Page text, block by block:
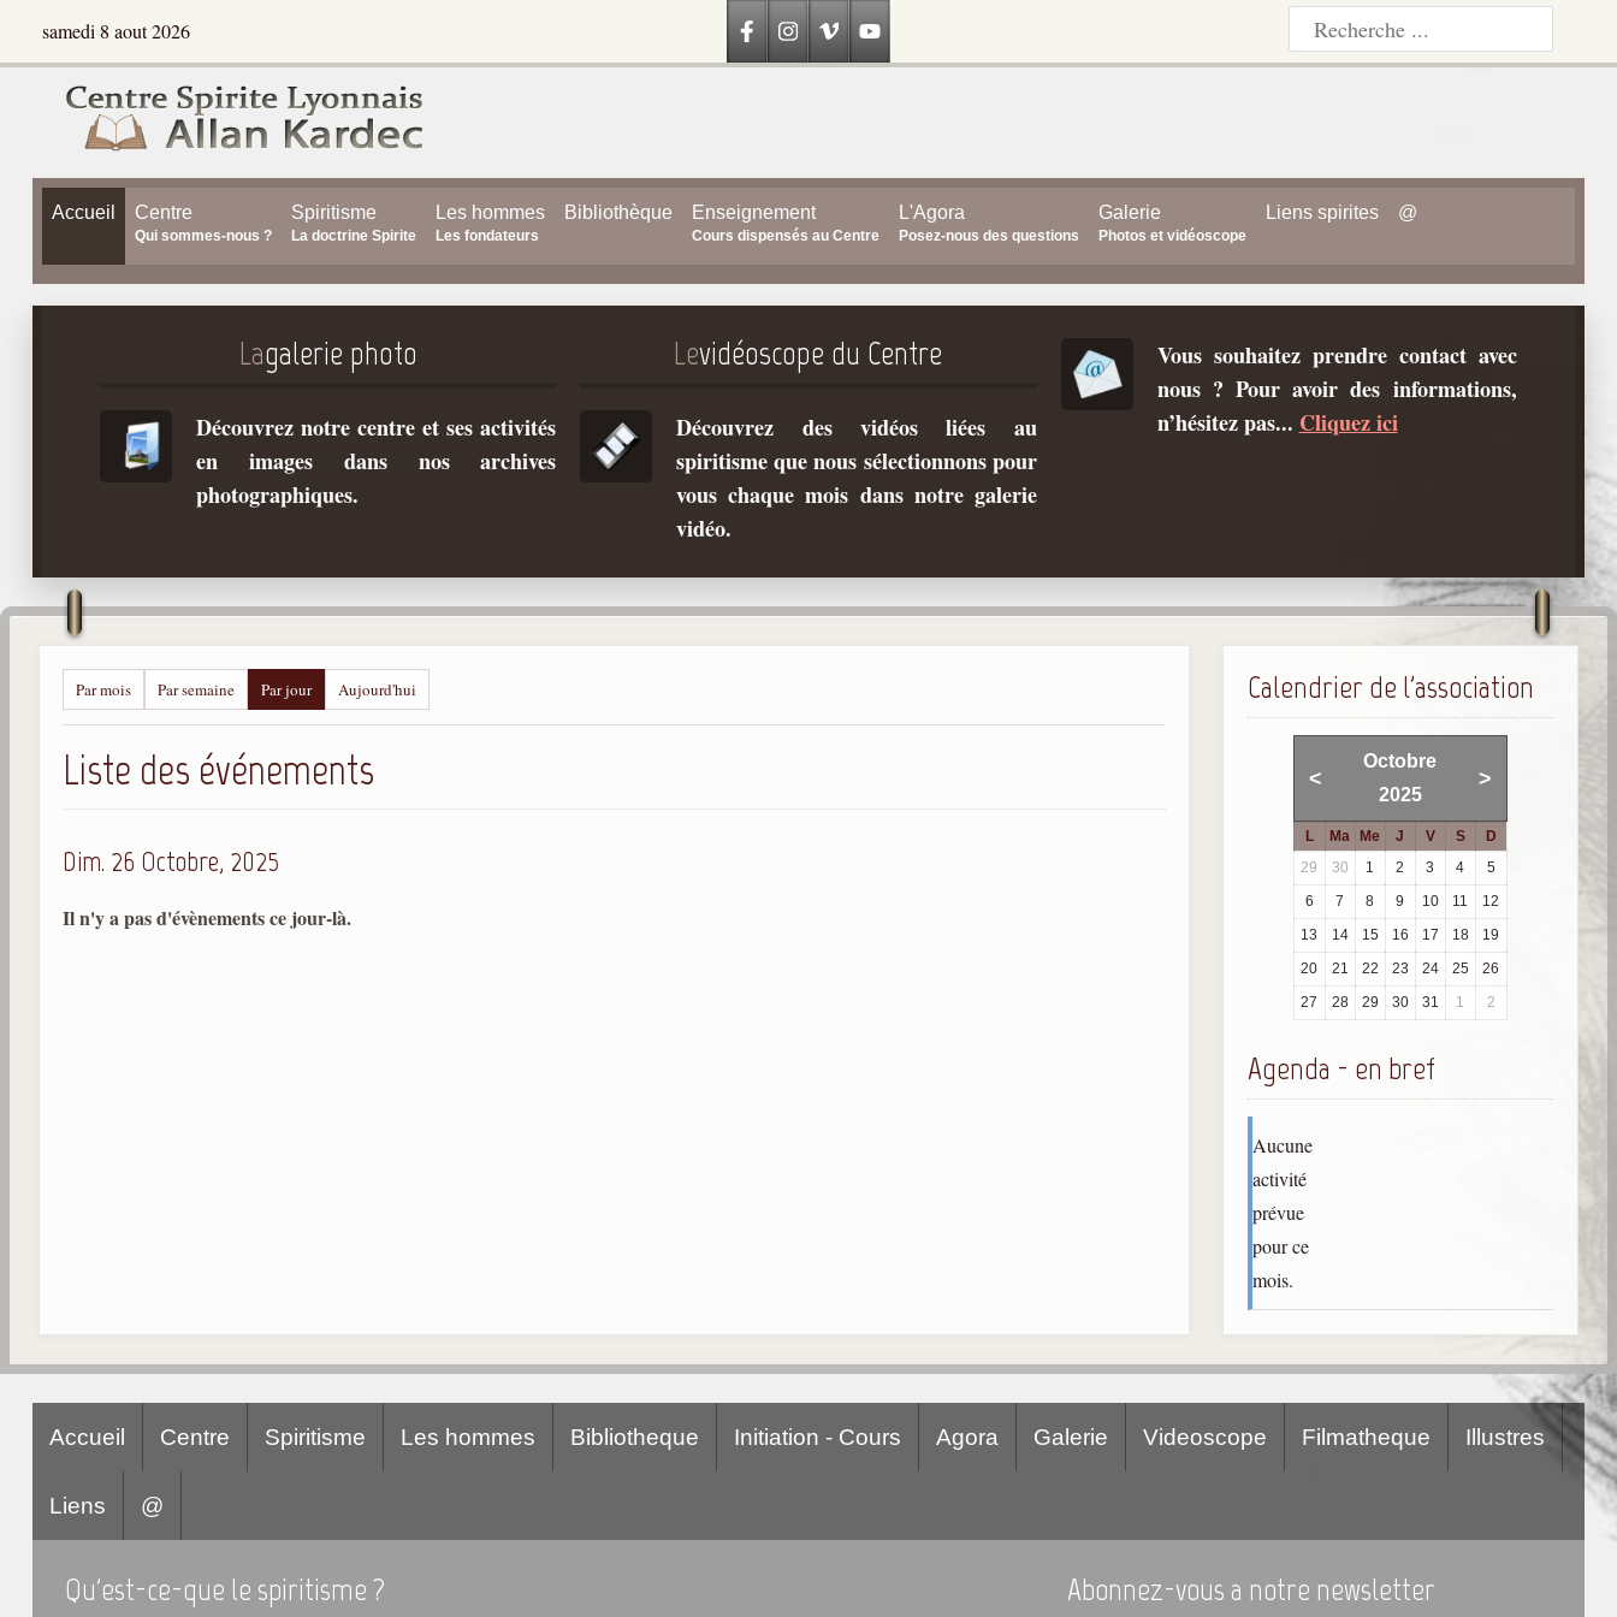
samedi 8 aout 2026
Accueil Centre
Qui sommes-nous ?
Spiritisme
La doctrine Spirite
Les hommes
Les fondateurs
Bibliothèque Enseignement
Cours dispensés au Centre
L'Agora
Posez-nous des questions
Galerie
Photos et vidéoscope
Liens spirites @
Lagalerie photo
Découvrez notre centre et ses activités
en images dans nos archives
photographiques.
Levidéoscope du Centre
Découvrez des vidéos liées au
spiritisme que nous sélectionnons pour
vous chaque mois dans notre galerie
vidéo.
Vous souhaitez prendre contact avec
nous ? Pour avoir des informations,
n’hésitez pas... Cliquez ici
Par mois Par semaine Par jour Aujourd'hui
Liste des événements
Dim. 26 Octobre, 2025
Il n'y a pas d'évènements ce jour-là.
Calendrier de l'association
<
Octobre
2025
>
L Ma Me J V S
D
29
30 1 2 3 4
5
6
7 8 9 10 11
12
13
14 15 16 17 18
19
20
21 22 23 24 25
26
27
28 29 30 31 1 2
Agenda - en bref
Aucune
activité
prévue
pour ce
mois.
Accueil Centre Spiritisme Les hommes Bibliotheque Initiation - Cours Agora Galerie Videoscope Filmatheque Illustres
Liens @
Qu'est-ce-que le spiritisme ? Abonnez-vous a notre newsletter